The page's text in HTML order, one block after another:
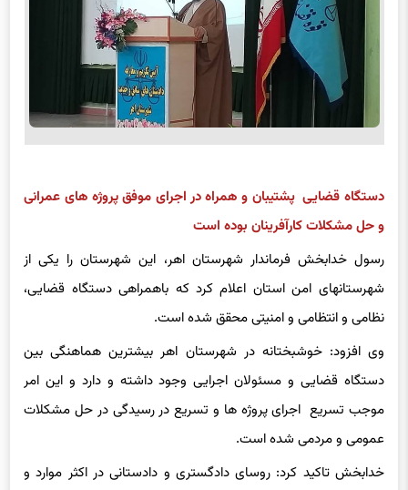
دستگاه قضایی پشتیبان و همراه در اجرای موفق پروژه های عمرانی
و حل مشکلات کارآفرینان بوده است
رسول خدابخش فرماندار شهرستان اهر، این شهرستان را یکی از
شهرستانهای امن استان اعلام کرد که باهمراهی دستگاه قضایی،
نظامی و انتظامی و امنیتی محقق شده است.
وی افزود: خوشبختانه در شهرستان اهر بیشترین هماهنگی بین
دستگاه قضایی و مسئولان اجرایی وجود داشته و دارد و این امر
موجب تسریع اجرای پروژه ها و تسریع در رسیدگی در حل مشکلات
عمومی و مردمی شده است.
خدابخش تاکید کرد: روسای دادگستری و دادستانی در اکثر موارد و